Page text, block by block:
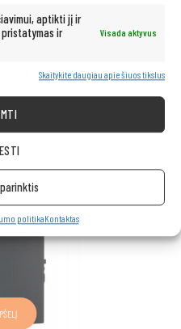
aptikti jį ir
ir
Visada aktyvus
Skaitykite daugiau apie šiuos tikslus
politikaKontaktas
10500T 16 GB 256 GB
WIN10
€